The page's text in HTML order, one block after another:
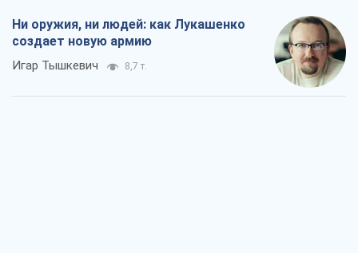
Ни оружия, ни людей: как Лукашенко
создает новую армию
Игар Тышкевич 8,7 т.